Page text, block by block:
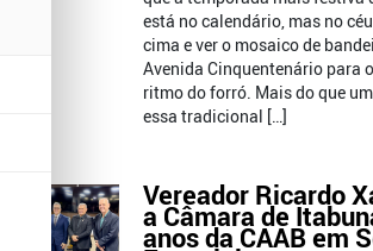
está no calendário, mas no
cima e ver o mosaico de
Avenida Cinquentenário para
ritmo do forró. Mais do que
essa tradicional […]
Vereador Ricardo
a Câmara de
anos da CAAB em